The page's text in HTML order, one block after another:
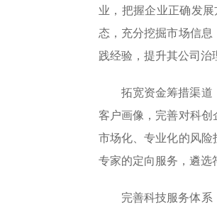
业，把握企业正确发
态，充分挖掘市场信
践经验，提升其公司治
拓宽资金筹措渠道
客户画像，完善对科
市场化、专业化的风
专家的定向服务，遴选
完善科技服务体